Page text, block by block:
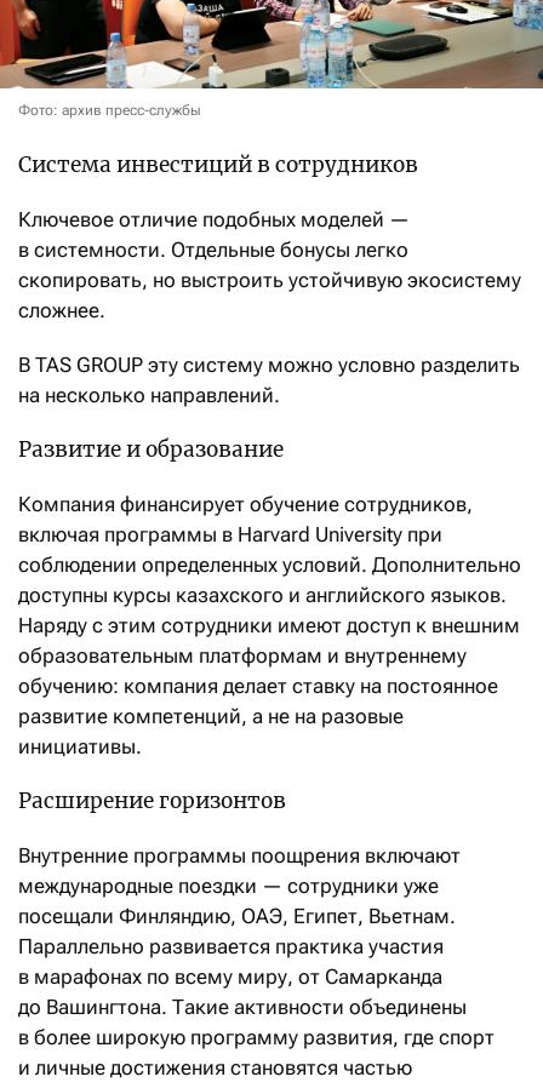
Фото: архив пресс-службы
Система инвестиций в сотрудников
Ключевое отличие подобных моделей —
в системности. Отдельные бонусы легко
скопировать, но выстроить устойчивую экосис­тему
сложнее.
В TAS GROUP эту систему можно условно разделить
на несколько направлений.
Развитие и образование
Компания финансирует обучение сотрудников,
включая программы в Harvard University при
соблюдении определенных условий. Дополнительно
доступны курсы казахского и английского языков.
Наряду с этим сотрудники имеют доступ к внешним
образовательным платформам и внутреннему
обучению: компания делает ставку на постоянное
развитие компетенций, а не на разовые
инициативы.
Расширение горизонтов
Внутренние программы поощрения включают
международные поездки — сотрудники уже
посещали Финляндию, ОАЭ, Египет, Вьетнам.
Параллельно развивается практика участия
в марафонах по всему миру, от Самарканда
до Вашингтона. Такие активности объединены
в более широкую программу развития, где спорт
и личные достижения становятся частью